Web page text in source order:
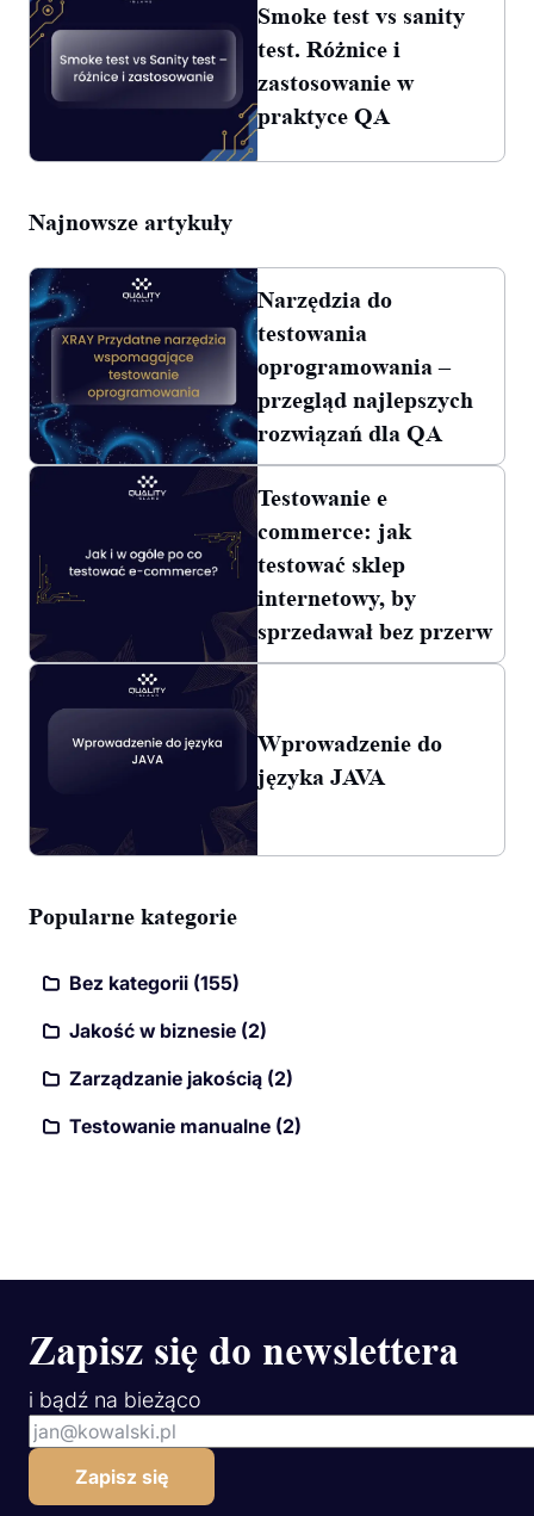
Smoke test vs sanity
test. Różnice i
zastosowanie w
praktyce QA
Najnowsze artykuły
Narzędzia do
testowania
oprogramowania –
przegląd najlepszych
rozwiązań dla QA
Testowanie e
commerce: jak
testować sklep
internetowy, by
sprzedawał bez przerw
Wprowadzenie do
języka JAVA
Popularne kategorie
Bez kategorii (155)
Jakość w biznesie (2)
Zarządzanie jakością (2)
Testowanie manualne (2)
Zapisz się do newslettera
i bądź na bieżąco